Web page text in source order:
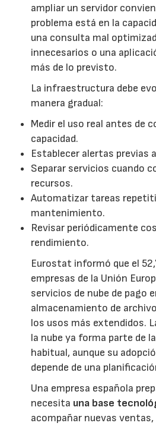
ampliar un servidor
problema está en la
una consulta mal
innecesarios o una
más de lo previsto.
La infraestructura debe
manera gradual:
Medir el uso real antes de
capacidad.
Establecer alertas previas
Separar servicios cuando
recursos.
Automatizar tareas
mantenimiento.
Revisar periódicamente
rendimiento.
Eurostat informó que el
empresas de la Unión
servicios de nube de pago
almacenamiento de
los usos más extendidos.
la nube ya forma parte de
habitual, aunque su
depende de una
Una empresa española
necesita una base
acompañar nuevas ventas,